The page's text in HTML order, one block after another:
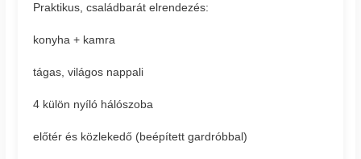
Praktikus, családbarát elrendezés:
konyha + kamra
tágas, világos nappali
4 külön nyíló hálószoba
előtér és közlekedő (beépített gardróbbal)